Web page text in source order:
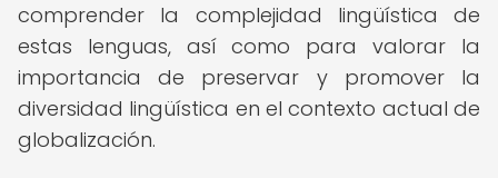
comprender la complejidad lingüística de
estas lenguas, así como para valorar la
importancia de preservar y promover la
diversidad lingüística en el contexto actual de
globalización.